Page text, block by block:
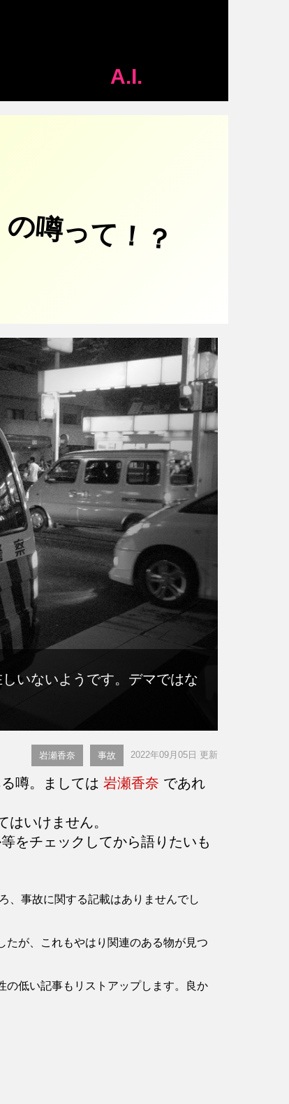
A.I.
噂って！？
いないようです。デマではな
岩瀬香奈 事故 2022年09月05日 更新
噂。ましては 岩瀬香奈 であれ
はいけません。
をチェックしてから語りたいも
、事故に関する記載はありませんでし
たが、これもやはり関連のある物が見つ
の低い記事もリストアップします。良か